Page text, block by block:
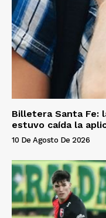
Billetera Santa Fe:
estuvo caída la
10 De Agosto De 2026